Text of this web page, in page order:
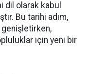
dil olarak kabul
Bu tarihi adım,
genişletirken,
için yeni bir